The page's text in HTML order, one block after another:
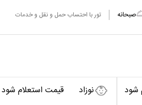
صبحانه تور با احتساب حمل و نقل و خدمات
شود نوزاد قیمت استعلام شود